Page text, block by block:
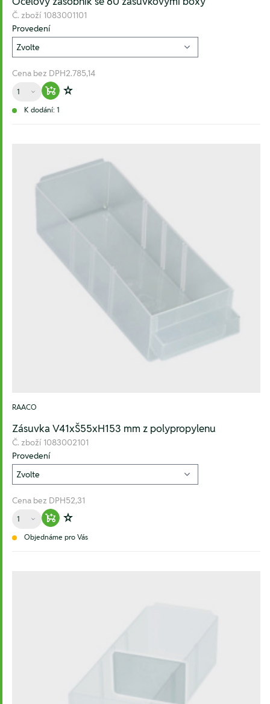
Č. zboží 1083001101
Provedení
Cena bez DPH2.785,14
Množství
Warenkorb hinzufügen
Zur Wunschliste hinzufügen
K dodání: 1
RAACO
Zásuvka V41xŠ55xH153 mm z polypropylenu
Č. zboží 1083002101
Provedení
Cena bez DPH52,31
Množství
Warenkorb hinzufügen
Zur Wunschliste hinzufügen
Objednáme pro Vás